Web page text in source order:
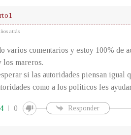
atrás
varios comentarios y estoy 100% de
los mareros.
si las autoridades piensan igual
como a los politicos les
4 0 Responder